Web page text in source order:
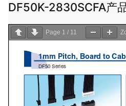
DF50K-2830SCFA产
Page 1 / 11